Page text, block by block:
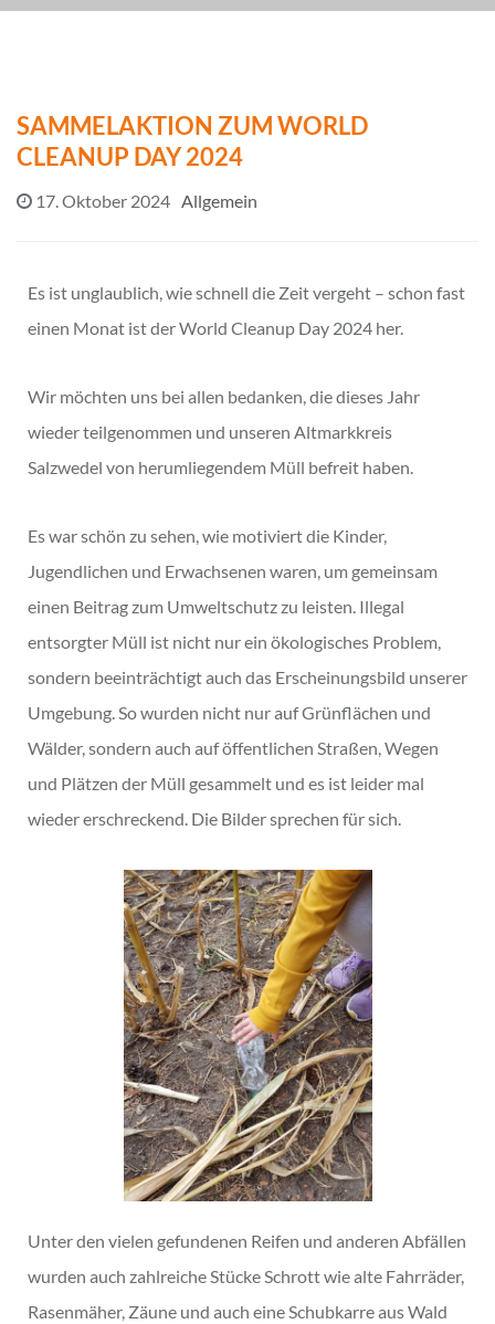
SAMMELAKTION ZUM WORLD
CLEANUP DAY 2024
17. Oktober 2024 Allgemein
Es ist unglaublich, wie schnell die Zeit vergeht – schon fast
einen Monat ist der World Cleanup Day 2024 her.
Wir möchten uns bei allen bedanken, die dieses Jahr
wieder teilgenommen und unseren Altmarkkreis
Salzwedel von herumliegendem Müll befreit haben.
Es war schön zu sehen, wie motiviert die Kinder,
Jugendlichen und Erwachsenen waren, um gemeinsam
einen Beitrag zum Umweltschutz zu leisten. Illegal
entsorgter Müll ist nicht nur ein ökologisches Problem,
sondern beeinträchtigt auch das Erscheinungsbild unserer
Umgebung. So wurden nicht nur auf Grünflächen und
Wälder, sondern auch auf öffentlichen Straßen, Wegen
und Plätzen der Müll gesammelt und es ist leider mal
wieder erschreckend. Die Bilder sprechen für sich.
Unter den vielen gefundenen Reifen und anderen Abfällen
wurden auch zahlreiche Stücke Schrott wie alte Fahrräder,
Rasenmäher, Zäune und auch eine Schubkarre aus Wald